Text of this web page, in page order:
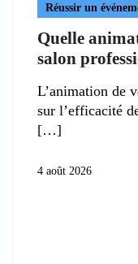
Réussir un
Quelle
salon
L’animation de
sur l’efficacité
4 août 2026